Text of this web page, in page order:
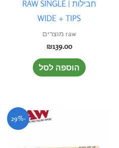
חבילות | RAW SINGLE
WIDE + TIPS
raw מוצרים
₪139.00
הוספה לסל
-29%
המחיר
המקורי
המחיר
הנוכחי